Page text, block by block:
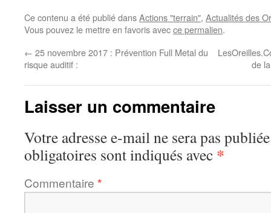
Ce contenu a été publié dansActions "terrain", Actualités des
Vous pouvez le mettre en favoris avecce permalien.
← 25 novembre 2017 : Prévention Full Metal du
risque auditif :
de
Laisser un commentaire
Votre adresse e-mail ne sera pas
obligatoires sont indiqués avec *
Commentaire *